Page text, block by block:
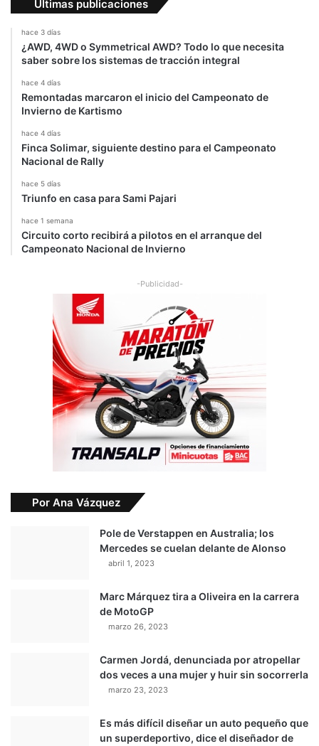
Últimas publicaciones
hace 3 días
¿AWD, 4WD o Symmetrical AWD? Todo lo que necesita
saber sobre los sistemas de tracción integral
hace 4 días
Remontadas marcaron el inicio del Campeonato de
Invierno de Kartismo
hace 4 días
Finca Solimar, siguiente destino para el Campeonato
Nacional de Rally
hace 5 días
Triunfo en casa para Sami Pajari
hace 1 semana
Circuito corto recibirá a pilotos en el arranque del
Campeonato Nacional de Invierno
-Publicidad-
Por Ana Vázquez
Pole de Verstappen en Australia; los
Mercedes se cuelan delante de Alonso
abril 1, 2023
Marc Márquez tira a Oliveira en la carrera
de MotoGP
marzo 26, 2023
Carmen Jordá, denunciada por atropellar
dos veces a una mujer y huir sin socorrerla
marzo 23, 2023
Es más difícil diseñar un auto pequeño que
un superdeportivo, dice el diseñador de